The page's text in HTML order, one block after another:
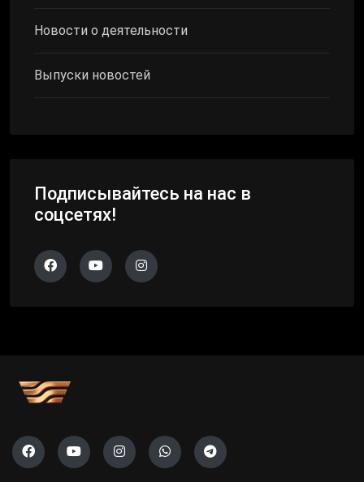
Новости о деятельности
Выпуски новостей
Подписывайтесь на нас в
соцсетях!